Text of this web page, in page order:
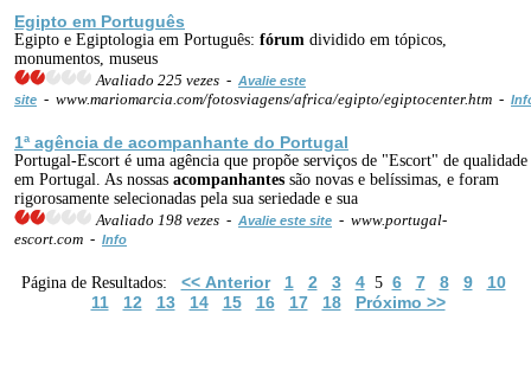
Egipto em Português
Egipto e Egiptologia em Português: fórum dividido em tópicos,
monumentos, museus
Avaliado 225 vezes - Avalie este
site - www.mariomarcia.com/fotosviagens/africa/egipto/egiptocenter.htm -
1ª agência de acompanhante do Portugal
Portugal-Escort é uma agência que propõe serviços de "Escort" de qualidade
em Portugal. As nossas acompanhantes são novas e belíssimas, e foram
rigorosamente selecionadas pela sua seriedade e sua
Avaliado 198 vezes - Avalie este site - www.portugal-
escort.com - Info
Página de Resultados: << Anterior 1 2 3 45 6 7 8 9
10
11
12 13 14 15 16 17 18 Próximo >>